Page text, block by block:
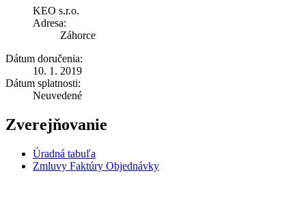
KEO s.r.o.
Adresa:
Záhorce
Dátum doručenia:
10. 1. 2019
Dátum splatnosti:
Neuvedené
Zverejňovanie
Úradná tabuľa
Zmluvy Faktúry Objednávky